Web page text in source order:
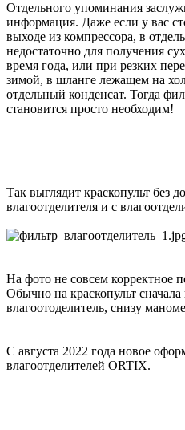
Отдельного упоминания
информация. Даже если у вас
выходе из компрессора, в
недостаточно для получения
время года, или при резких
зимой, в шланге лежащем на
отдельный конденсат. Тогда
становится просто необходим!
Так выглядит краскопульт без
влагоотделителя и с
На фото не совсем корректное
Обычно на краскопульт сначала
влагоотоделитель, снизу
С августа 2022 года новое
влагоотделителей ORTIX.